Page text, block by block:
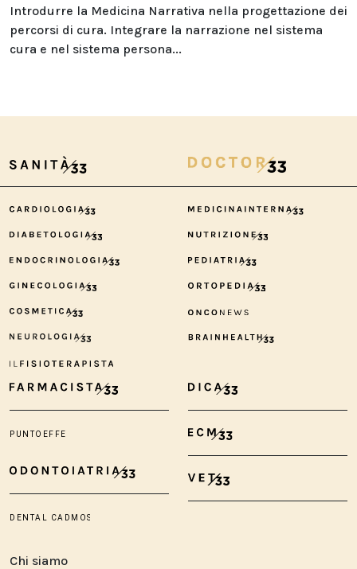
Introdurre la Medicina Narrativa nella progettazione dei
percorsi di cura. Integrare la narrazione nel sistema
cura e nel sistema persona...
Chi siamo